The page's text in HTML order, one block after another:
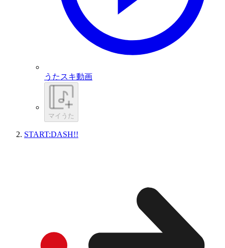
うたスキ動画
マイうた
START:DASH!!